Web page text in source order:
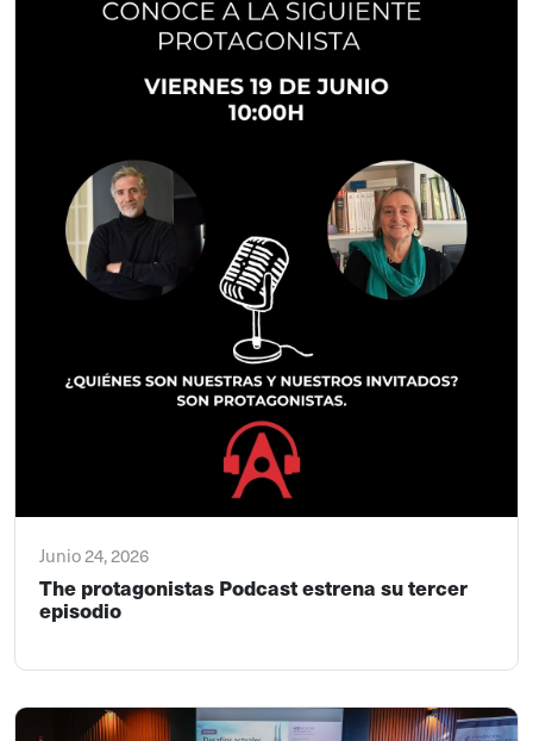
Junio 24, 2026
The protagonistas Podcast estrena su tercer
episodio